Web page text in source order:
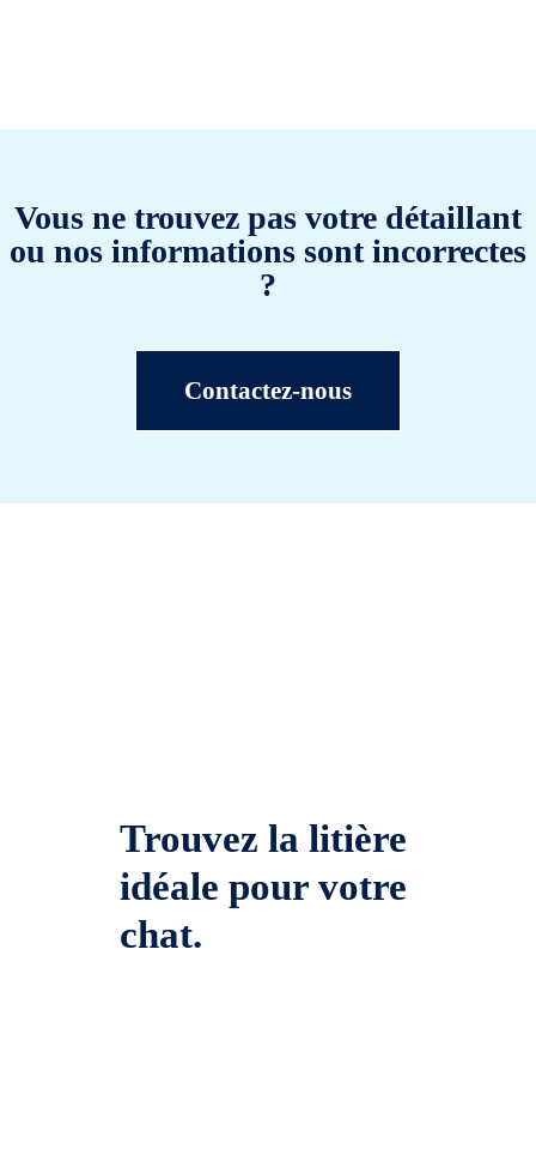
Vous ne trouvez pas votre détaillant
ou nos informations sont incorrectes
?
Contactez-nous
Trouvez la litière
idéale pour votre
chat.